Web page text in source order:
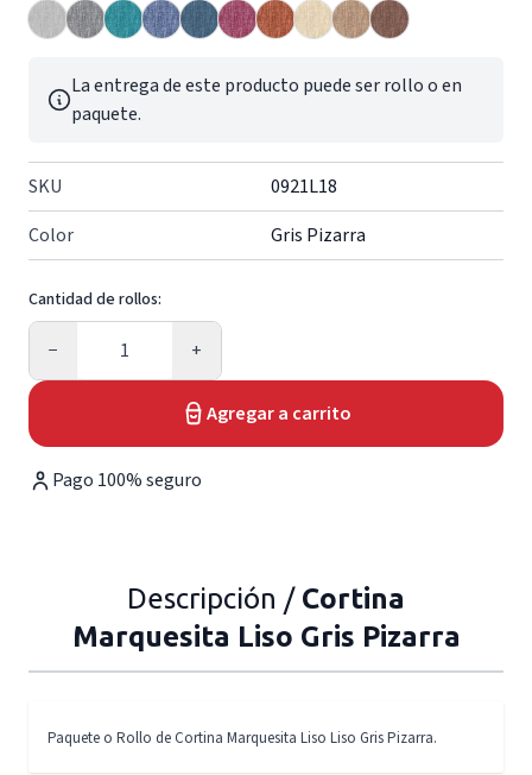
La entrega de este producto puede ser rollo o en
paquete.
SKU
0921L18
Color
Gris Pizarra
Cantidad de rollos:
−
Cantidad
+
Agregar a carrito
Pago 100% seguro
Descripción / Cortina
Marquesita Liso Gris Pizarra
Paquete o Rollo de Cortina Marquesita Liso Liso Gris Pizarra.